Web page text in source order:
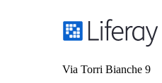
Via Torri Bianche 9